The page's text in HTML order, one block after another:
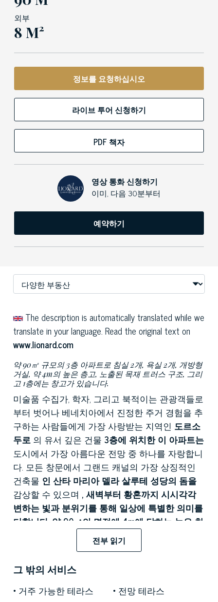
외부
8 M²
정보를 요청하십시오
라이브 투어 신청하기
PDF 책자
영상 통화 신청하기
이미, 다음 30분부터
예약하기
The description is automatically translated while we
translate in your language. Read the original text on
www.lionard.com
약 90㎡ 규모의 3층 아파트로 침실 2개, 욕실 2개, 개방형
거실, 약 4m의 높은 층고, 노출된 목재 트러스 구조, 그리
고 1층에는 창고가 있습니다.
미술품 수집가, 학자, 그리고 북적이는 관광객들로
부터 벗어나 베네치아에서 진정한 주거 경험을 추
구하는 사람들에게 가장 사랑받는 지역인 도르소
두로 의 유서 깊은 건물 3층에 위치한 이 아파트는
도시에서 가장 아름다운 전망 중 하나를 자랑합니
다. 모든 창문에서 그랜드 캐널의 가장 상징적인
건축물 인 산타 마리아 델라 살루테 성당의 돔을
감상할 수 있으며 , 새벽부터 황혼까지 시시각각
변하는 빛과 분위기를 통해 일상에 특별한 의미를
더합니다. 약 90㎡의 면적에 4m에 달하는 높은 천
원래의 목재 트러스가 그대로 드러나
이 아파트는 역사적인 베네치아 건물의 건축
적 특징과 세련되고 절제된 현대적인 감각이 조화
를 이루어 도르소두로에서 가장 훌륭한
하나로 자리매김하고 있습니다.
전부 읽기
그 밖의 서비스
거주 가능한 테라스
전망 테라스